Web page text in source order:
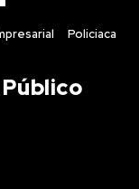
Policiaca